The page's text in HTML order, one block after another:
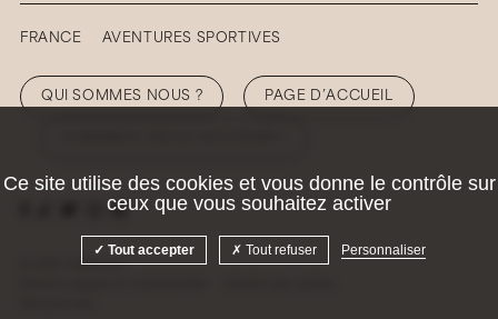
FRANCE AVENTURES SPORTIVES
QUI SOMMES NOUS ? PAGE D’ACCUEIL
© 2026 Hellolaroux
Ce site utilise des cookies et vous donne le contrôle sur
ceux que vous souhaitez activer
Tout accepter Tout refuser Personnaliser